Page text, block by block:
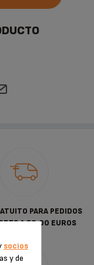
PARA PEDIDOS
A 30.00 EUROS
socios
y de